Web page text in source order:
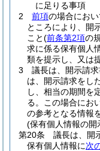
に足りる事項
2
前項の場合にお
ところにより、開
こと(前条第2項の
求に係る保有個人
類を提示し、又は
3
議長は、開示請
は、開示請求をし
し、相当の期間を
る。
この場合にお
の参考となる情報
(保有個人情報の開
第20条
議長は、開
保有個人情報に次